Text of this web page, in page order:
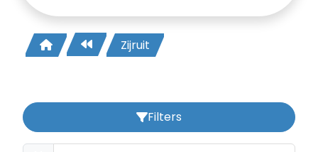
Zijruit
Filters